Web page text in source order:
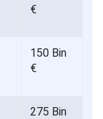
€
150 Bin
€
275 Bin